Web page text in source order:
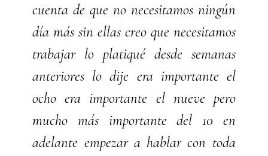
cuenta de que no necesitamos ningún
día más sin ellas creo que necesitamos
trabajar lo platiqué desde semanas
anteriores lo dije era importante el
ocho era importante el nueve pero
mucho más importante del 10 en
adelante empezar a hablar con toda